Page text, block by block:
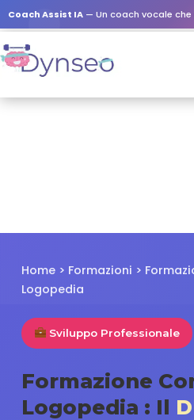
Coach Assist IA — Un coach vocale che
Home > Formazioni >
Logopedia
Sviluppo Professionale
Formazione
Logopedia : Il